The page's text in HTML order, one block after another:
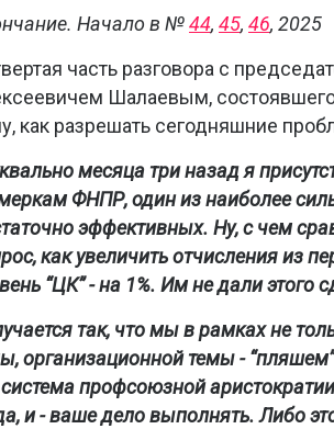
Начало в №44, 45, 46, 2025
часть разговора с
Шалаевым,
как разрешать сегодняшние
месяца три назад я
ФНПР, один из наиболее
эффективных. Ну, с чем
как увеличить отчисления из
“ЦК” - на 1%. Им не дали этого
так, что мы в рамках не
организационной темы -
система профсоюзной
и - ваше дело выполнять. Либо